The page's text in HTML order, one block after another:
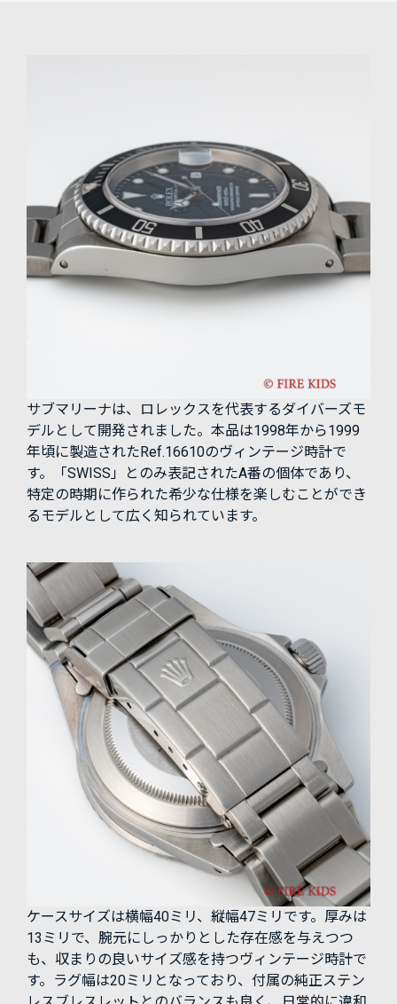
サブマリーナは、ロレックスを代表するダイバーズモ
デルとして開発されました。本品は1998年から1999
年頃に製造されたRef.16610のヴィンテージ時計で
す。「SWISS」とのみ表記されたA番の個体であり、
特定の時期に作られた希少な仕様を楽しむことができ
るモデルとして広く知られています。
ケースサイズは横幅40ミリ、縦幅47ミリです。厚みは
13ミリで、腕元にしっかりとした存在感を与えつつ
も、収まりの良いサイズ感を持つヴィンテージ時計で
す。ラグ幅は20ミリとなっており、付属の純正ステン